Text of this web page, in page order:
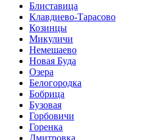
Блиставица
Клавдиево-Тарасово
Козинцы
Микуличи
Немешаево
Новая Буда
Озера
Белогородка
Бобрица
Бузовая
Горбовичи
Горенка